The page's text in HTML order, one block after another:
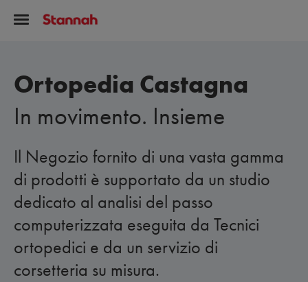
Ortopedia Castagna
In movimento. Insieme
Il Negozio fornito di una vasta gamma
di prodotti è supportato da un studio
dedicato al analisi del passo
computerizzata eseguita da Tecnici
ortopedici e da un servizio di
corsetteria su misura.